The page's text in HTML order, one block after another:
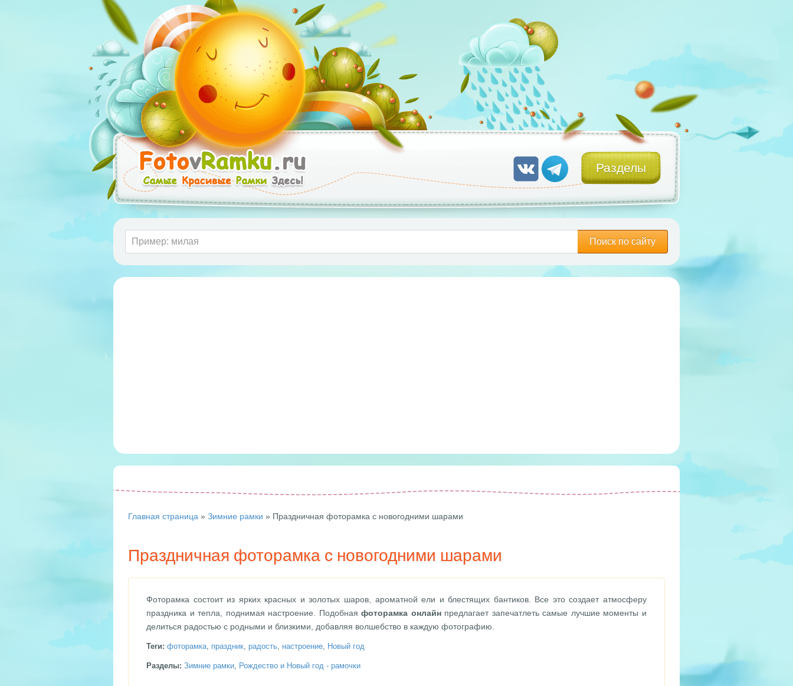
Разделы
Поиск по сайту
Главная страница » Зимние рамки » Праздничная фоторамка с новогодними шарами
Праздничная фоторамка с новогодними шарами
Фоторамка состоит из ярких красных и золотых шаров, ароматной ели и блестящих бантиков. Все это создает атмосферу
праздника и тепла, поднимая настроение. Подобнаяфоторамка онлайнпредлагает запечатлеть самые лучшие моменты и
делиться радостью с родными и близкими, добавляя волшебство в каждую фотографию.
Теги: фоторамка, праздник, радость, настроение, Новый год
Разделы: Зимние рамки, Рождество и Новый год - рамочки